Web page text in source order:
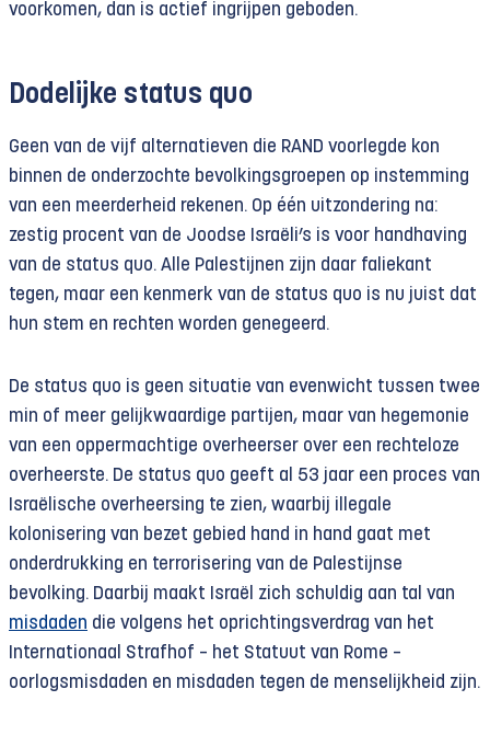
voorkomen, dan is actief ingrijpen geboden.
Dodelijke status quo
Geen van de vijf alternatieven die RAND voorlegde kon
binnen de onderzochte bevolkingsgroepen op instemming
van een meerderheid rekenen. Op één uitzondering na:
zestig procent van de Joodse Israëli’s is voor handhaving
van de status quo. Alle Palestijnen zijn daar faliekant
tegen, maar een kenmerk van de status quo is nu juist dat
hun stem en rechten worden genegeerd.
De status quo is geen situatie van evenwicht tussen twee
min of meer gelijkwaardige partijen, maar van hegemonie
van een oppermachtige overheerser over een rechteloze
overheerste. De status quo geeft al 53 jaar een proces van
Israëlische overheersing te zien, waarbij illegale
kolonisering van bezet gebied hand in hand gaat met
onderdrukking en terrorisering van de Palestijnse
bevolking. Daarbij maakt Israël zich schuldig aan tal van
misdaden die volgens het oprichtingsverdrag van het
Internationaal Strafhof – het Statuut van Rome –
oorlogsmisdaden en misdaden tegen de menselijkheid zijn.